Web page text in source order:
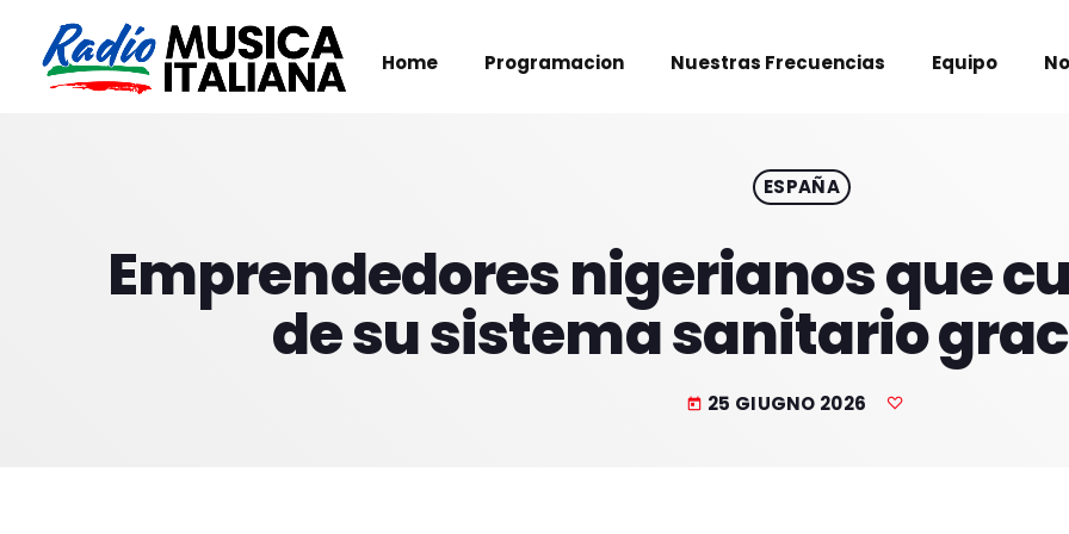
Home Programacion Nuestras Frecuencias Equipo
ESPAÑA
Emprendedores nigerianos que
de su sistema sanitario
today 25 GIUGNO 2026